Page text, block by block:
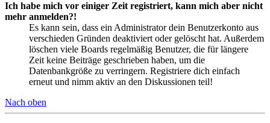
Ich habe mich vor einiger Zeit registriert, kann mich aber nicht
mehr anmelden?!
Es kann sein, dass ein Administrator dein Benutzerkonto aus
verschieden Gründen deaktiviert oder gelöscht hat. Außerdem
löschen viele Boards regelmäßig Benutzer, die für längere
Zeit keine Beiträge geschrieben haben, um die
Datenbankgröße zu verringern. Registriere dich einfach
erneut und nimm aktiv an den Diskussionen teil!
Nach oben